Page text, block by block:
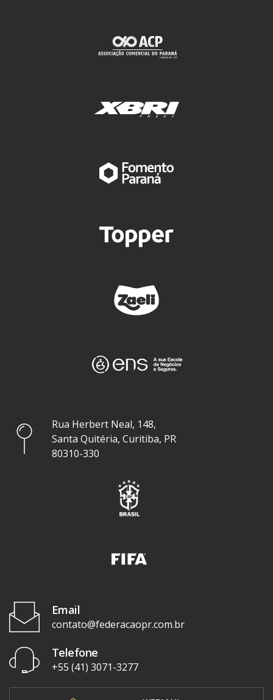
Rua Herbert Neal, 148,
Santa Quitéria, Curitiba, PR
80310-330
Email
contato@federacaopr.com.br
Telefone
+55 (41) 3071-3277